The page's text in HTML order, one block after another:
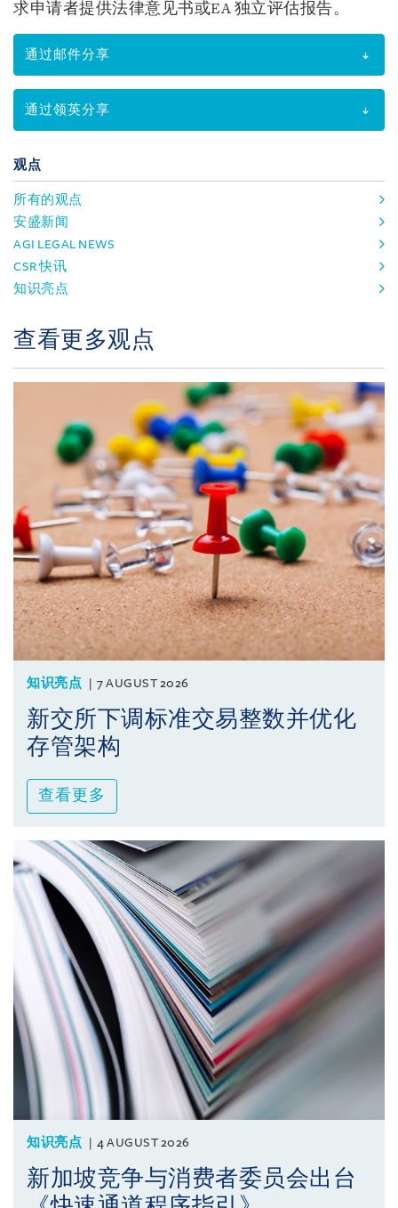
求申请者提供法律意见书或EA 独立评估报告。
通过邮件分享
通过领英分享
观点
所有的观点
安盛新闻
AGI LEGAL NEWS
CSR 快讯
知识亮点
查看更多观点
知识亮点 7 AUGUST 2026
新交所下调标准交易整数并优化
存管架构
查看更多
知识亮点 4 AUGUST 2026
新加坡竞争与消费者委员会出台